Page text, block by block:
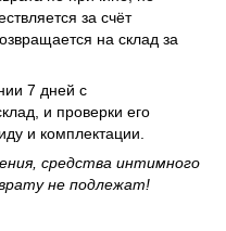
за счёт
на склад за
7 дней с
и проверки его
и комплектации.
средства интимного
не подлежат!